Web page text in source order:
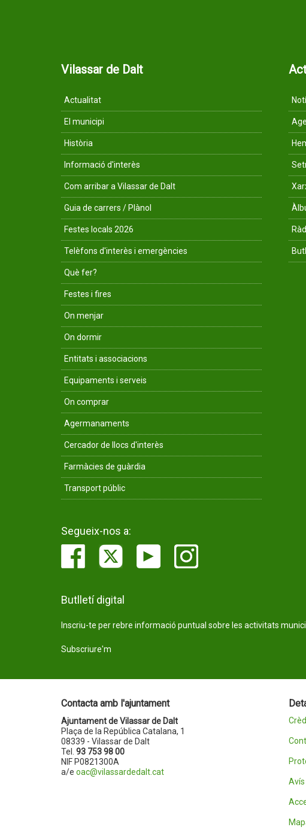
Vilassar de Dalt
Actualitat
El municipi
Història
Informació d'interès
Com arribar a Vilassar de Dalt
Guia de carrers / Plànol
Festes locals 2026
Telèfons d'interès i emergències
Què fer?
Festes i fires
On menjar
On dormir
Entitats i associacions
Equipaments i serveis
On comprar
Agermanaments
Cercador de llocs d'interès
Farmàcies de guàrdia
Transport públic
Segueix-nos a:
Butlletí digital
Inscriu-te per rebre informació puntual sobre les activitats
Subscriure'm
Contacta amb l'ajuntament
Ajuntament de Vilassar de Dalt
Plaça de la República Catalana, 1
08339 - Vilassar de Dalt
Tel. 93 753 98 00
NIF P0821300A
a/e oac@vilassardedalt.cat
Avís